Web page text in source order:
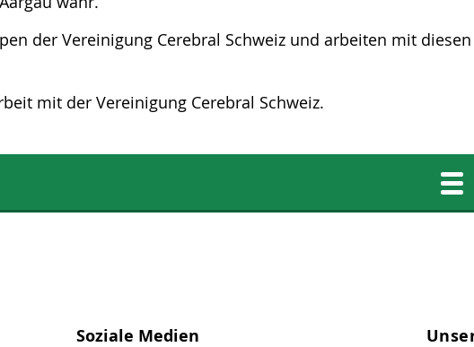
der Vereinigung Cerebral Schweiz und arbeiten mit diesen
mit der Vereinigung Cerebral Schweiz.
Soziale Medien